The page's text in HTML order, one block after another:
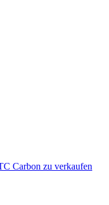
Carbon zu verkaufen